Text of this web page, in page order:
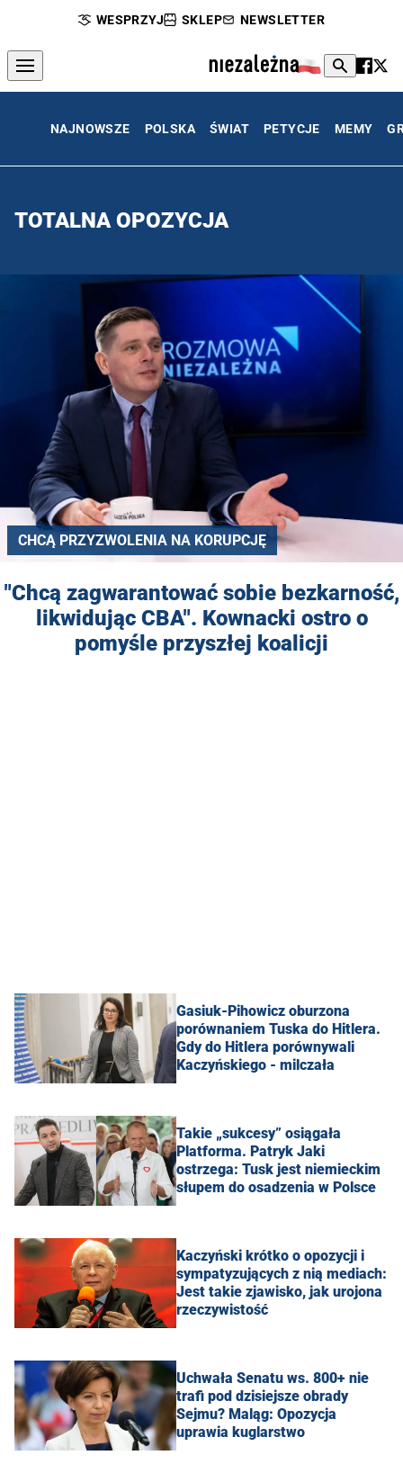
WESPRZYJ SKLEP NEWSLETTER
NAJNOWSZE POLSKA ŚWIAT PETYCJE MEMY
TOTALNA OPOZYCJA
CHCĄ PRZYZWOLENIA NA KORUPCJĘ
"Chcą zagwarantować sobie bezkarność,
likwidując CBA". Kownacki ostro o
pomyśle przyszłej koalicji
Gasiuk-Pihowicz oburzona
porównaniem Tuska do Hitlera.
Gdy do Hitlera porównywali
Kaczyńskiego - milczała
Takie „sukcesy” osiągała
Platforma. Patryk Jaki
ostrzega: Tusk jest niemieckim
słupem do osadzenia w Polsce
Kaczyński krótko o opozycji i
sympatyzujących z nią mediach:
Jest takie zjawisko, jak urojona
rzeczywistość
Uchwała Senatu ws. 800+ nie
trafi pod dzisiejsze obrady
Sejmu? Maląg: Opozycja
uprawia kuglarstwo